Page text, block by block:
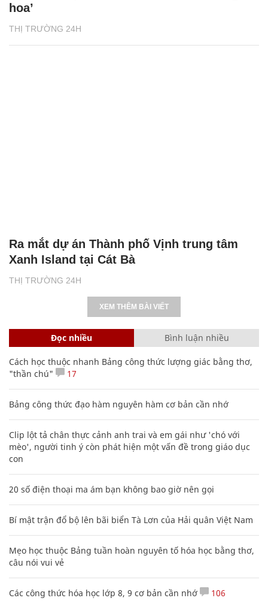
THỊ TRƯỜNG 24H
hoa’
THỊ TRƯỜNG 24H
Ra mắt dự án Thành phố Vịnh trung tâm
Xanh Island tại Cát Bà
XEM THÊM BÀI VIẾT
Đọc nhiều Bình luận nhiều
Cách học thuộc nhanh Bảng công thức lượng giác bằng thơ,
"thần chú"
17
Bảng công thức đạo hàm nguyên hàm cơ bản cần nhớ
Clip lột tả chân thực cảnh anh trai và em gái như 'chó với
mèo', người tinh ý còn phát hiện một vấn đề trong giáo dục
con
20 số điện thoại ma ám bạn không bao giờ nên gọi
Bí mật trận đổ bộ lên bãi biển Tà Lơn của Hải quân Việt Nam
Mẹo học thuộc Bảng tuần hoàn nguyên tố hóa học bằng thơ,
câu nói vui vẻ
Các công thức hóa học lớp 8, 9 cơ bản cần nhớ 106